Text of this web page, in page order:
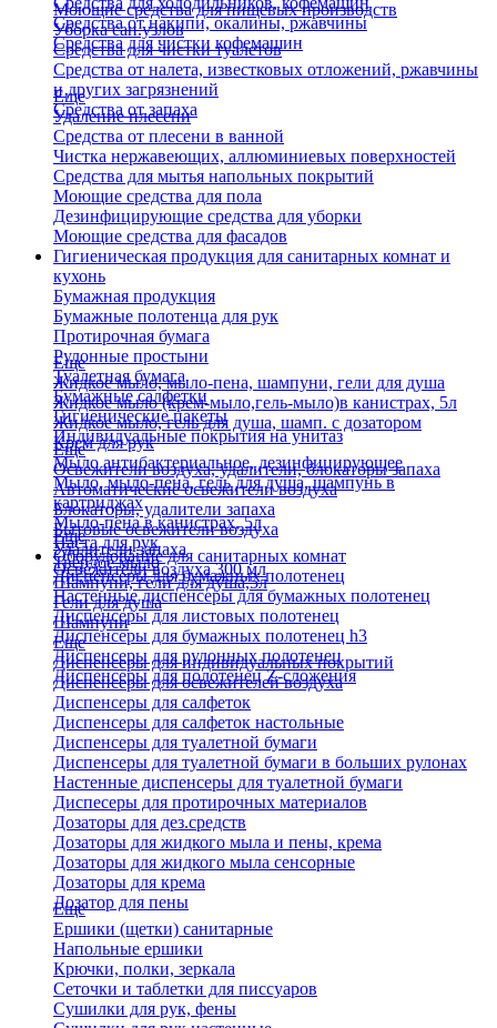
Средства от накипи, окалины, ржавчины
Средства для чистки кофемашин
Моющие средства для пищевых производств
Уборка сан.узлов
Средства для чистки туалетов
Средства от налета, известковых отложений, ржавчины
и других загрязнений
Средства от запаха
Еще
Удаление плесени
Средства от плесени в ванной
Чистка нержавеющих, аллюминиевых поверхностей
Средства для мытья напольных покрытий
Моющие средства для пола
Дезинфицирующие средства для уборки
Моющие средства для фасадов
Гигиеническая продукция для санитарных комнат и
кухонь
Бумажная продукция
Бумажные полотенца для рук
Протирочная бумага
Рулонные простыни
Туалетная бумага
Бумажные салфетки
Гигиенические пакеты
Индивидуальные покрытия на унитаз
Еще
Жидкое мыло, мыло-пена, шампуни, гели для душа
Жидкое мыло (крем-мыло,гель-мыло)в канистрах, 5л
Жидкое мыло, гель для душа, шамп. с дозатором
Крем для рук
Мыло антибактериальное, дезинфицирующее
Мыло, мыло-пена, гель для душа, шампунь в
картриджах
Мыло-пена в канистрах, 5л
Паста для рук
Твердое мыло
Шампуни, гели для душа,5л
Гели для душа
Шампуни
Еще
Освежители воздуха, удалители, блокаторы запаха
Автоматические освежители воздуха
Блокаторы, удалители запаха
Бытовые освежители воздуха
Удалители запаха
Освежители воздуха 300 мл
Еще
Оборудование для санитарных комнат
Диспенсеры для бумажных полотенец
Настенные диспенсеры для бумажных полотенец
Диспенсеры для листовых полотенец
Диспенсеры для бумажных полотенец h3
Диспенсеры для рулонных полотенец
Диспенсеры для полотенец Z-сложения
Еще
Диспенсеры для индивидуальных покрытий
Диспенсеры для освежителей воздуха
Диспенсеры для салфеток
Диспенсеры для салфеток настольные
Диспенсеры для туалетной бумаги
Диспенсеры для туалетной бумаги в больших рулонах
Настенные диспенсеры для туалетной бумаги
Диспесеры для протирочных материалов
Дозаторы для дез.средств
Дозаторы для жидкого мыла и пены, крема
Дозаторы для жидкого мыла сенсорные
Дозаторы для крема
Дозатор для пены
Еще
Ершики (щетки) санитарные
Напольные ершики
Крючки, полки, зеркала
Сеточки и таблетки для писсуаров
Сушилки для рук, фены